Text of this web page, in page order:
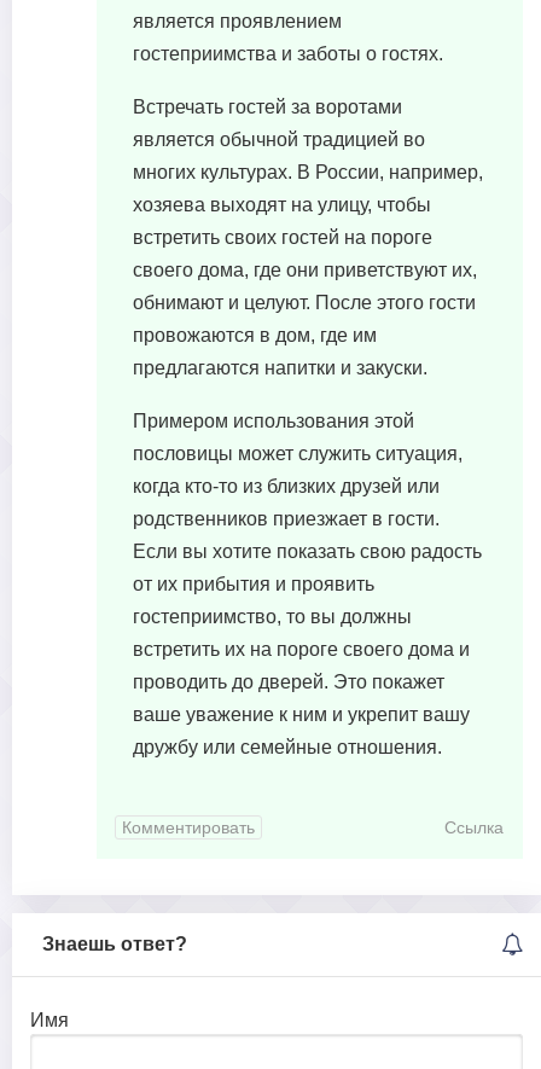
является проявлением
гостеприимства и заботы о гостях.
Встречать гостей за воротами
является обычной традицией во
многих культурах. В России, например,
хозяева выходят на улицу, чтобы
встретить своих гостей на пороге
своего дома, где они приветствуют их,
обнимают и целуют. После этого гости
провожаются в дом, где им
предлагаются напитки и закуски.
Примером использования этой
пословицы может служить ситуация,
когда кто-то из близких друзей или
родственников приезжает в гости.
Если вы хотите показать свою радость
от их прибытия и проявить
гостеприимство, то вы должны
встретить их на пороге своего дома и
проводить до дверей. Это покажет
ваше уважение к ним и укрепит вашу
дружбу или семейные отношения.
Комментировать Ссылка
Знаешь ответ?
Имя